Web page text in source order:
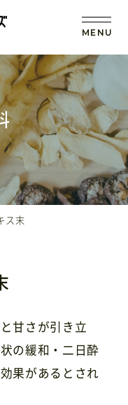
MENU
ス末
甘さが引き立
の緩和・二日酔
果があるとされ